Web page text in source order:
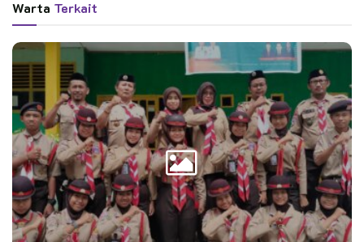
golongan penegak, giat prestasi yang diikuti smart scout
competition, coconut dwelling challenge, karawitan, dan
short movie. Sementara untuk giat prestasi golongan
penggalang meliputi smart scout competition, animal coconut
creatures, drama musical, dan scrapbook digital.
Anjani, salah satu peserta penegak dari gugus depan SMKN 1
Karanganyar mengaku senang bisa mewakili sekolah di ajang
Baden Powell Day. Menurutnya selain menambah pengalaman,
ajang Baden Powell Day bisa sebagai ajang mengasah
kemampuan kepramukaan serta menambah jaringan
pertemanan.
Warta Terkait